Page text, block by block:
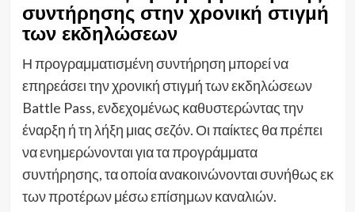
συντήρησης στην χρονική στιγμή
των εκδηλώσεων
Η προγραμματισμένη συντήρηση μπορεί να
επηρεάσει την χρονική στιγμή των εκδηλώσεων
Battle Pass, ενδεχομένως καθυστερώντας την
έναρξη ή τη λήξη μιας σεζόν. Οι παίκτες θα πρέπει
να ενημερώνονται για τα προγράμματα
συντήρησης, τα οποία ανακοινώνονται συνήθως εκ
των προτέρων μέσω επίσημων καναλιών.